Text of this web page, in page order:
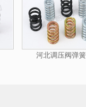
河北调压阀弹簧